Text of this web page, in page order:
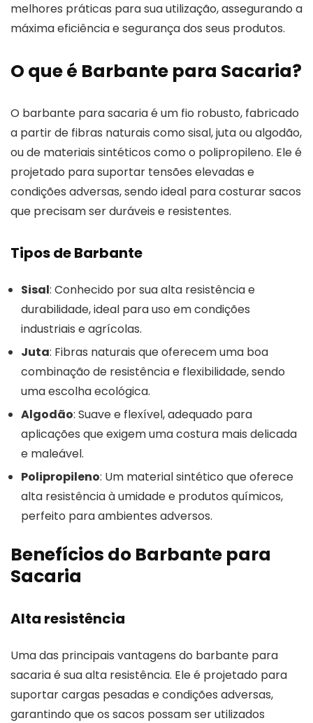
melhores práticas para sua utilização, assegurando a
máxima eficiência e segurança dos seus produtos.
O que é Barbante para Sacaria?
O barbante para sacaria é um fio robusto, fabricado
a partir de fibras naturais como sisal, juta ou algodão,
ou de materiais sintéticos como o polipropileno. Ele é
projetado para suportar tensões elevadas e
condições adversas, sendo ideal para costurar sacos
que precisam ser duráveis e resistentes.
Tipos de Barbante
Sisal: Conhecido por sua alta resistência e
durabilidade, ideal para uso em condições
industriais e agrícolas.
Juta: Fibras naturais que oferecem uma boa
combinação de resistência e flexibilidade, sendo
uma escolha ecológica.
Algodão: Suave e flexível, adequado para
aplicações que exigem uma costura mais delicada
e maleável.
Polipropileno: Um material sintético que oferece
alta resistência à umidade e produtos químicos,
perfeito para ambientes adversos.
Benefícios do Barbante para
Sacaria
Alta resistência
Uma das principais vantagens do barbante para
sacaria é sua alta resistência. Ele é projetado para
suportar cargas pesadas e condições adversas,
garantindo que os sacos possam ser utilizados